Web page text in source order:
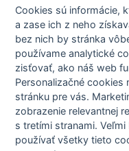
Porovnanie služieb
Technická podpora
Vytyčovanie a stanoviská
Cookies sú informácie,
a zase ich z neho
bez nich by stránka
používame analytické
zisťovať, ako náš web
Personalizačné
stránku pre vás.
zobrazenie relevantnej
s tretími stranami.
používať všetky tieto